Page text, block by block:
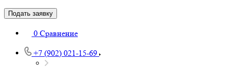
Подать заявку
0 Сравнение
+7 (902) 021-15-69